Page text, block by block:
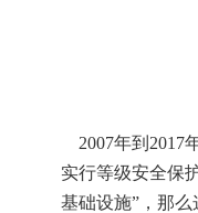
实行等级安全保
基础设施”，那